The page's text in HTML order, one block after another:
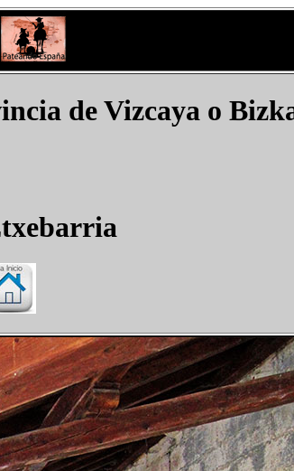
de Vizcaya o